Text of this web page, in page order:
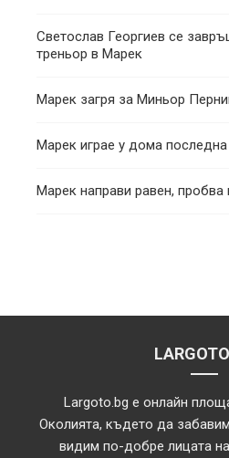
Светослав Георгиев се
треньор в Марек
Марек загря за Миньор
Марек играе у дома
Марек направи равен, пробва
Largoto.bg е онлайн
Околията, където да
видим по-добре лицата